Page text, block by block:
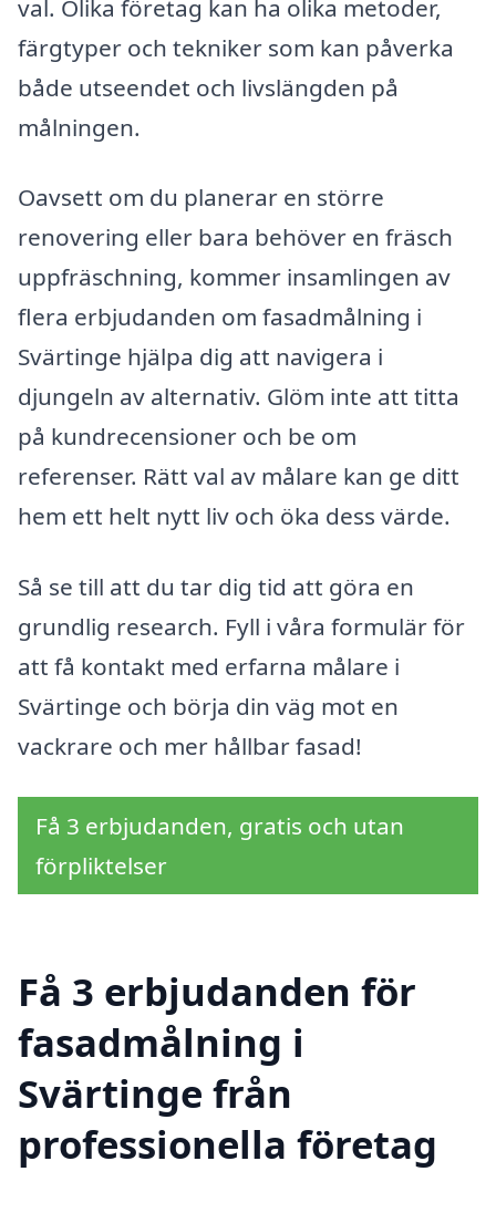
val. Olika företag kan ha olika metoder,
färgtyper och tekniker som kan påverka
både utseendet och livslängden på
målningen.
Oavsett om du planerar en större
renovering eller bara behöver en fräsch
uppfräschning, kommer insamlingen av
flera erbjudanden om fasadmålning i
Svärtinge hjälpa dig att navigera i
djungeln av alternativ. Glöm inte att titta
på kundrecensioner och be om
referenser. Rätt val av målare kan ge ditt
hem ett helt nytt liv och öka dess värde.
Så se till att du tar dig tid att göra en
grundlig research. Fyll i våra formulär för
att få kontakt med erfarna målare i
Svärtinge och börja din väg mot en
vackrare och mer hållbar fasad!
Få 3 erbjudanden, gratis och utan
förpliktelser
Få 3 erbjudanden för
fasadmålning i
Svärtinge från
professionella företag